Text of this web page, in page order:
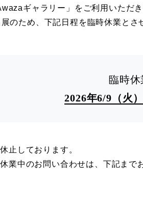
ギャラリー」をご利用いただ
のため、下記日程を臨時休業とさ
臨時休
2026年6/9（火
止しております。
業中のお問い合わせは、下記まで